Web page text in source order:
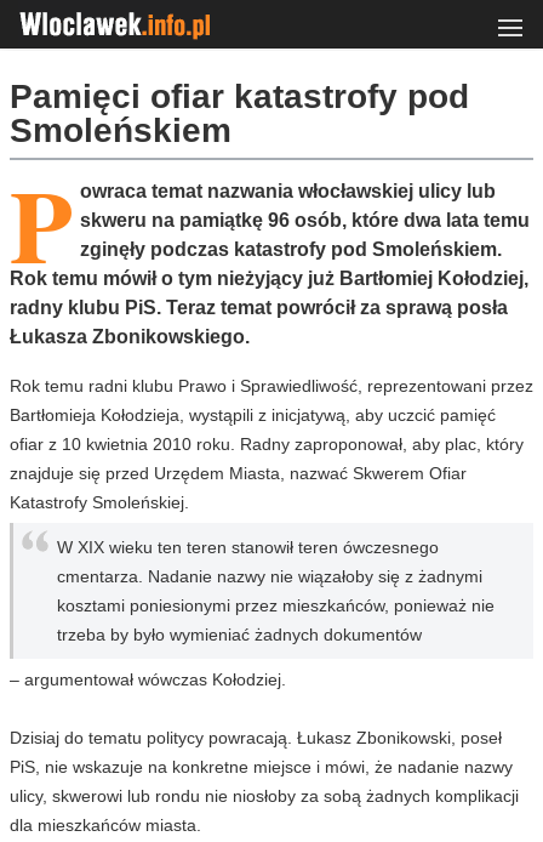
Pamięci ofiar katastrofy pod
Smoleńskiem
P owraca temat nazwania włocławskiej ulicy lub
skweru na pamiątkę 96 osób, które dwa lata temu
zginęły podczas katastrofy pod Smoleńskiem.
Rok temu mówił o tym nieżyjący już Bartłomiej Kołodziej,
radny klubu PiS. Teraz temat powrócił za sprawą posła
Łukasza Zbonikowskiego.
Rok temu radni klubu Prawo i Sprawiedliwość, reprezentowani przez
Bartłomieja Kołodzieja, wystąpili z inicjatywą, aby uczcić pamięć
ofiar z 10 kwietnia 2010 roku. Radny zaproponował, aby plac, który
znajduje się przed Urzędem Miasta, nazwać Skwerem Ofiar
Katastrofy Smoleńskiej.
W XIX wieku ten teren stanowił teren ówczesnego
cmentarza. Nadanie nazwy nie wiązałoby się z żadnymi
kosztami poniesionymi przez mieszkańców, ponieważ nie
trzeba by było wymieniać żadnych dokumentów
– argumentował wówczas Kołodziej.
Dzisiaj do tematu politycy powracają. Łukasz Zbonikowski, poseł
PiS, nie wskazuje na konkretne miejsce i mówi, że nadanie nazwy
ulicy, skwerowi lub rondu nie niosłoby za sobą żadnych komplikacji
dla mieszkańców miasta.